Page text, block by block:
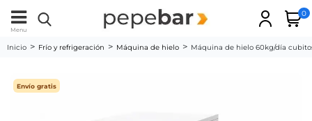
Menu
0
Inicio Frío y refrigeración Máquina de hielo Máquina de hielo 60kg/día
Envío gratis